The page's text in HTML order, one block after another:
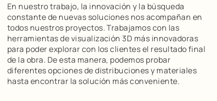
En nuestro trabajo, la innovación y la búsqueda
constante de nuevas soluciones nos acompañan en
todos nuestros proyectos. Trabajamos con las
herramientas de visualización 3D más innovadoras
para poder explorar con los clientes el resultado final
de la obra. De esta manera, podemos probar
diferentes opciones de distribuciones y materiales
hasta encontrar la solución más conveniente.